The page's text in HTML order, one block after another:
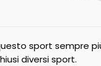
sport sempre
diversi sport.